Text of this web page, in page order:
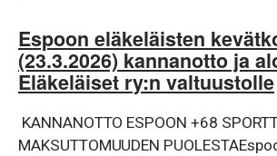
Espoon eläkeläisten
(23.3.2026) kannanotto ja
Eläkeläiset ry:n valtuustolle
KANNANOTTO ESPOON +68
MAKSUTTOMUUDEN